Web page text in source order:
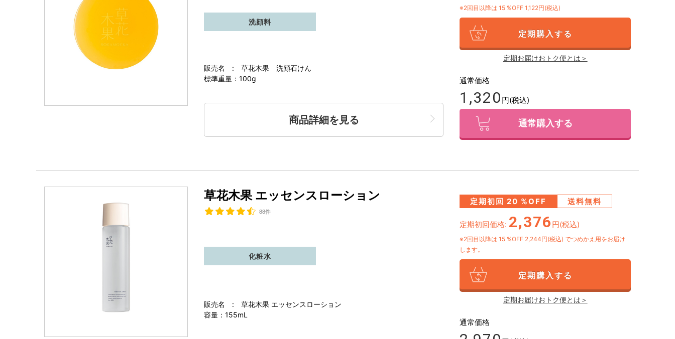
販売名 : 草花木果 洗顔石けん
標準重量：100g
洗顔料
商品詳細を見る
※2回目以降は 15 %OFF 1,122円(税込)
定期購入する
定期お届けおトク便とは＞
通常価格
1,320 円(税込)
通常購入する
草花木果 エッセンスローション
88件
販売名 : 草花木果 エッセンスローション
容量：155mL
化粧水
定期初回 20 %OFF 送料無料
定期初回価格: 2,376 円(税込)
※2回目以降は 15 %OFF 2,244円(税込)でつめかえ用をお届け
します。
定期購入する
定期お届けおトク便とは＞
通常価格